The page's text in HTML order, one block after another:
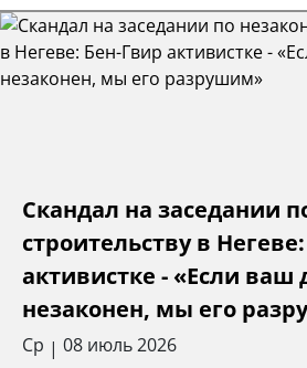
Скандал на заседании
строительству в
активистке - «Если ваш
незаконен, мы его
Ср | 08 июль 2026